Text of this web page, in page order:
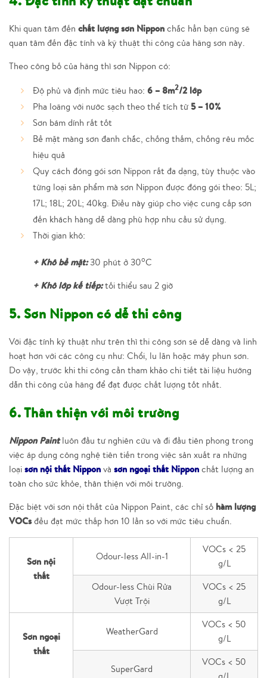
Khi quan tâm đến chất lượng sơn Nippon chắc hẳn bạn cũng sẽ
quan tâm đến đặc tính và kỹ thuật thi công của hãng sơn này.
Theo công bố của hãng thì sơn Nippon có:
Độ phủ và định mức tiêu hao: 6 – 8m2/2 lớp
Pha loãng với nước sạch theo thể tích từ 5 – 10%
Sơn bám dính rất tốt
Bề mặt màng sơn đanh chắc, chống thấm, chống rêu mốc
hiệu quả
Quy cách đóng gói sơn Nippon rất đa dạng, tùy thuộc vào
từng loại sản phẩm mà sơn Nippon được đóng gói theo: 5L;
17L; 18L; 20L; 40kg. Điều này giúp cho việc cung cấp sơn
đến khách hàng dễ dàng phù hợp nhu cầu sử dụng.
Thời gian khô:
+ Khô bề mặt:30 phút ở 30oC
+ Khô lớp kế tiếp:tối thiểu sau 2 giờ
5. Sơn Nippon có dễ thi công
Với đặc tính kỹ thuật như trên thì thi công sơn sẽ dễ dàng và linh
hoạt hơn với các công cụ như: Chổi, lu lăn hoặc máy phun sơn.
Do vậy, trước khi thi công cần tham khảo chi tiết tài liệu hướng
dẫn thi công của hãng để đạt được chất lượng tốt nhất.
6. Thân thiện với môi trường
Nippon Paintluôn đầu tư nghiên cứu và đi đầu tiên phong trong
việc áp dụng công nghệ tiên tiến trong việc sản xuất ra những
loại sơn nội thất Nippon và sơn ngoại thất Nippon chất lượng an
toàn cho sức khỏe, thân thiện với môi trường.
Đặc biệt với sơn nội thất của Nippon Paint, các chỉ số hàm lượng
VOCsđều đạt mức thấp hơn 10 lần so với mức tiêu chuẩn.
Sơn nội
thất
Odour-less All-in-1
VOCs < 25
g/L
Odour-less Chùi Rửa
Vượt Trội
VOCs < 25
g/L
Sơn ngoại
thất
WeatherGard
VOCs < 50
g/L
SuperGard
VOCs < 50